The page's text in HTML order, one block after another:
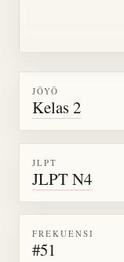
JŌYŌ
Kelas 2
JLPT
JLPT N4
FREKUENSI
#51